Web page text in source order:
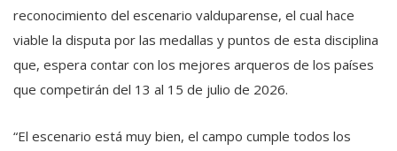
reconocimiento del escenario valduparense, el cual hace
viable la disputa por las medallas y puntos de esta disciplina
que, espera contar con los mejores arqueros de los países
que competirán del 13 al 15 de julio de 2026.
“El escenario está muy bien, el campo cumple todos los